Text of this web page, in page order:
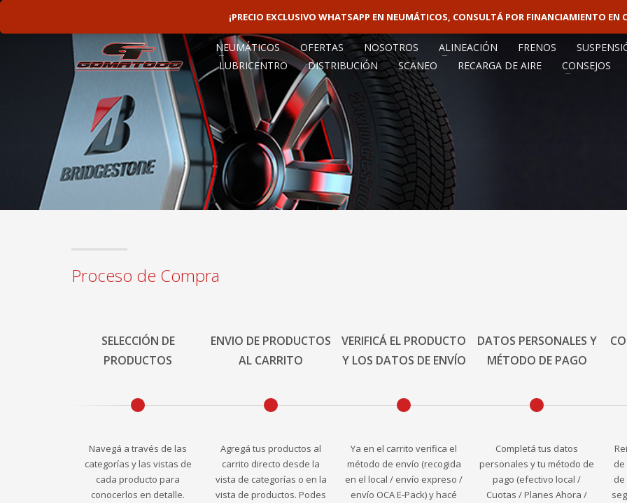
LINEAS ROTATIVAS:4797-9156 VENTA
NEUMÁTICOS OFERTAS NOSOTROS ALINEACIÓN FRENOS
LUBRICENTRO
DISTRIBUCIÓN SCANEO RECARGA DE AIRE CONSEJOS
Proceso de Compra
SELECCIÓN DE
PRODUCTOS
Navegá a través de las
categorías y las vistas de
cada producto para
conocerlos en detalle.
ENVIO DE PRODUCTOS
AL CARRITO
Agregá tus productos al
carrito directo desde la
vista de categorías o en la
vista de productos. Podes
VERIFICÁ EL PRODUCTO
Y LOS DATOS DE ENVÍO
Ya en el carrito verifica el
método de envío (recogida
en el local / envío expreso /
envío OCA E-Pack) y hacé
DATOS PERSONALES Y
MÉTODO DE PAGO
Completá tus datos
personales y tu método de
pago (efectivo local /
Cuotas / Planes Ahora /
¡PRECIO EXCLUSIVO WHATSAPP EN NEUMÁTICOS, CONSULTÁ POR FINANCIAMIENTO EN